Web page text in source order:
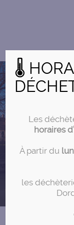
🌡
Les
horaires
À partir du
les